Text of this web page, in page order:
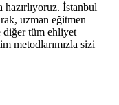
hazırlıyoruz. İstanbul
uzman eğitmen
tüm ehliyet
metodlarımızla sizi